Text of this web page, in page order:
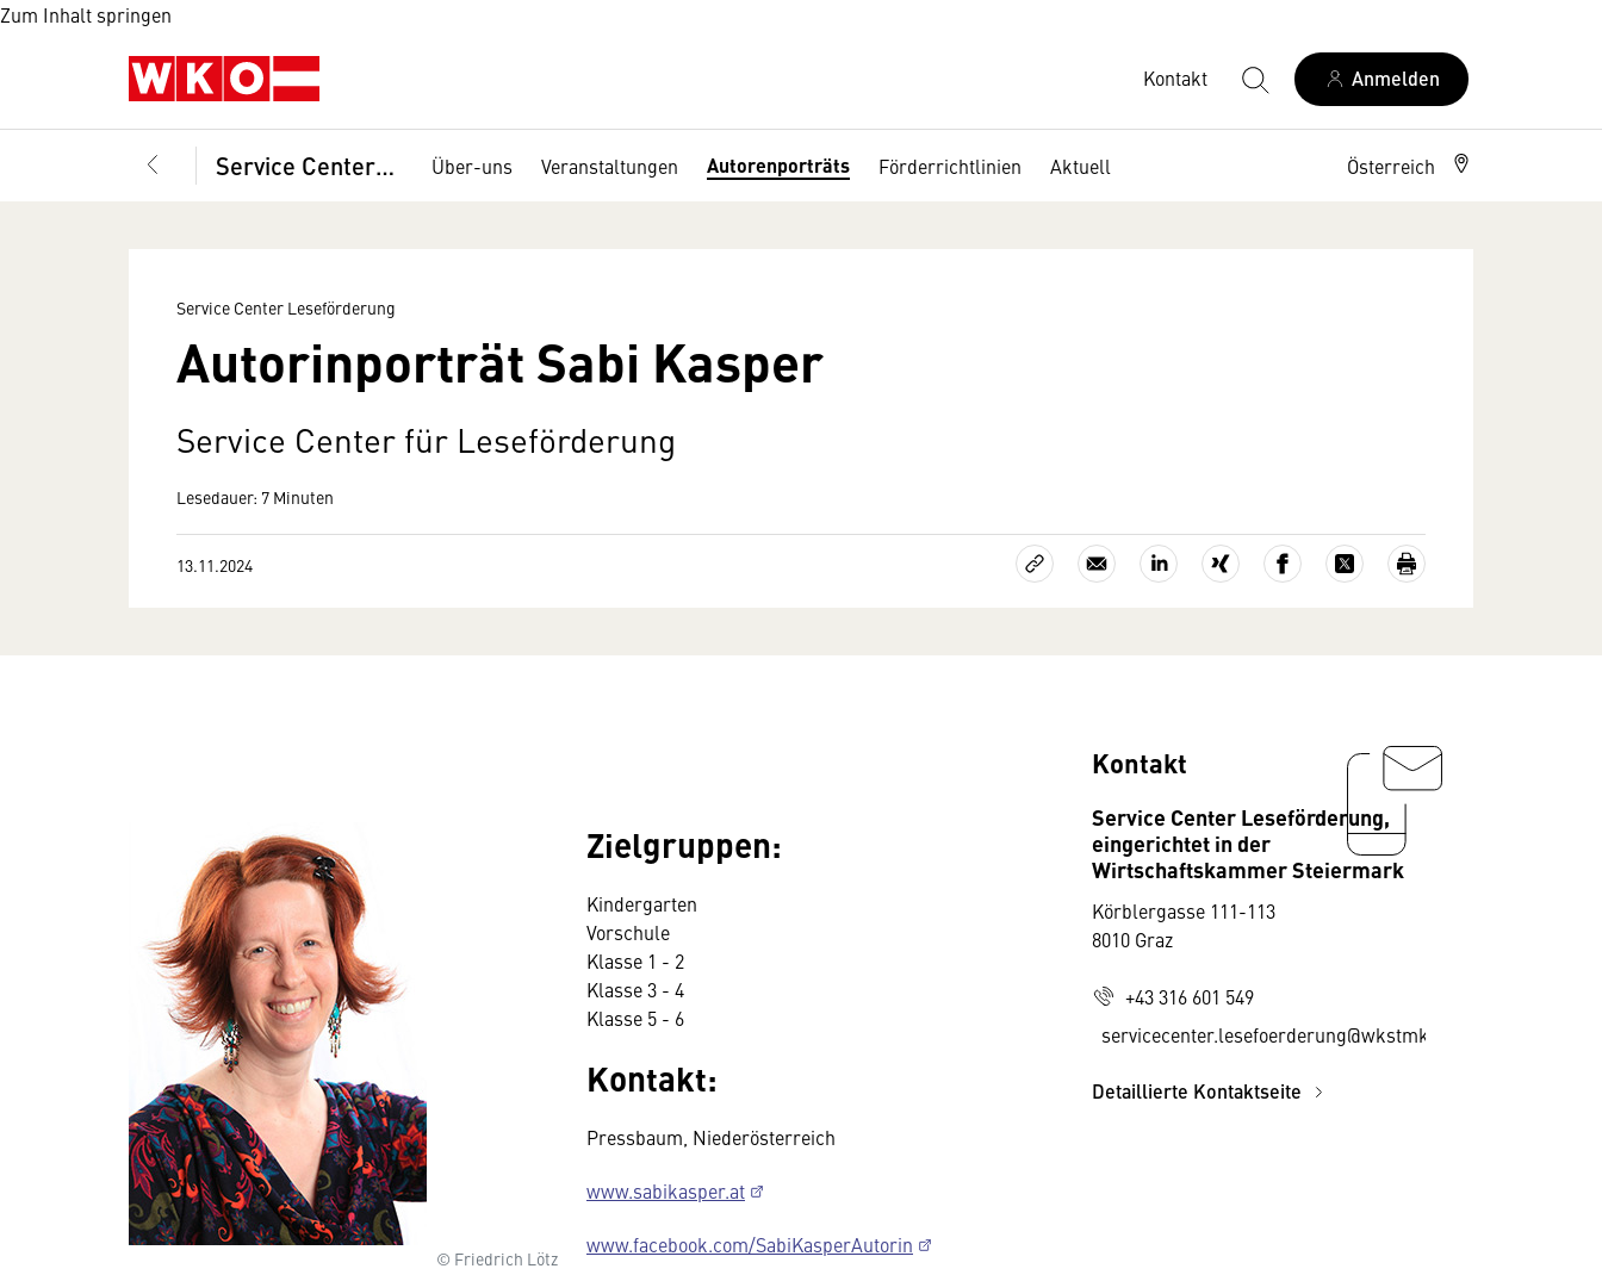
Zum Inhalt springen
Kontakt Anmelden
Service Center Leseförderung Über-uns Veranstaltungen Autorenporträts Förderrichtlinien Aktuell Österreich
Service Center Leseförderung
Autorinporträt Sabi Kasper
Service Center für Leseförderung
Lesedauer: 7 Minuten
13.11.2024
© Friedrich Lötz
Zielgruppen:
Kindergarten
Vorschule
Klasse 1 - 2
Klasse 3 - 4
Klasse 5 - 6
Kontakt:
Pressbaum, Niederösterreich
www.sabikasper.at
www.facebook.com/SabiKasperAutorin
Wir benötigen Ihre
Kontakt
Service Center Leseförderung,
eingerichtet in der
Wirtschaftskammer Steiermark
Körblergasse 111-113
8010 Graz
+43 316 601 549
servicecenter.lesefoerderung@wkstmk.at
Detaillierte Kontaktseite